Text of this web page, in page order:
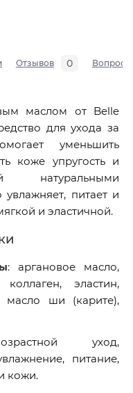
Отзывов 0 Вопросы
маслом от Belle
для ухода за
уменьшить
коже упругость и
натуральными
питает и
и эластичной.
: аргановое масло,
коллаген, эластин,
масло ши (карите),
уход,
питание,
кожи.